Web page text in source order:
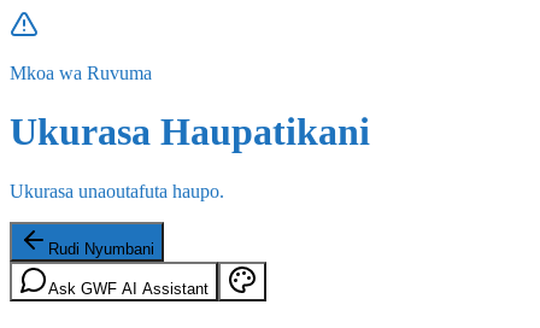
Mkoa wa Ruvuma
Ukurasa Haupatikani
Ukurasa unaoutafuta haupo.
Rudi Nyumbani
Ask GWF AI Assistant